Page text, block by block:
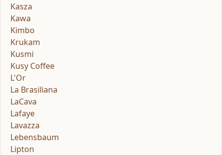
Kasza
Kawa
Kimbo
Krukam
Kusmi
Kusy Coffee
L'Or
La Brasiliana
LaCava
Lafaye
Lavazza
Lebensbaum
Lipton